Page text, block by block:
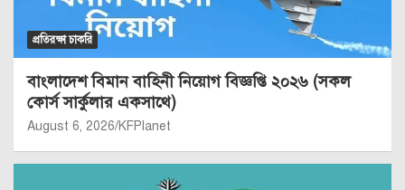
প্রতিরক্ষা চাকরি
বাংলাদেশ বিমান বাহিনী নিয়োগ বিজ্ঞপ্তি ২০২৬ (সকল
কোর্স সার্কুলার একসাথে)
August 6, 2026 KFPlanet